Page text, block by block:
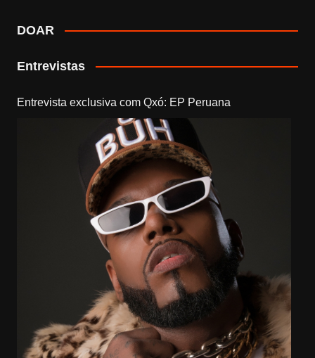
DOAR
Entrevistas
Entrevista exclusiva com Qxó: EP Peruana